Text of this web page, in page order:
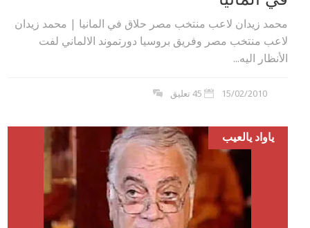
محمد زيدان لاعب منتخب مصر حلاق في المانيا | محمد زيدان
لاعب منتخب مصر وفريق بروسيا دورتموند الالماني لفت
الأنظار اليه...
15/02/2010 45 تعليق
ياواد يالعيب